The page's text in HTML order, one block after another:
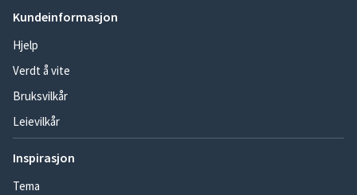
Kundeinformasjon
Hjelp
Verdt å vite
Bruksvilkår
Leievilkår
Inspirasjon
Tema